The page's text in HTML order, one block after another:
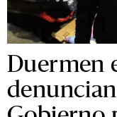
Duermen